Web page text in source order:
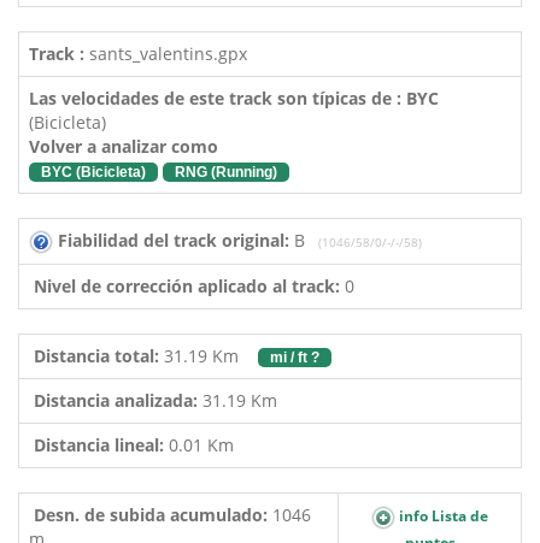
Track : sants_valentins.gpx
Las velocidades de este track son típicas de : BYC
(Bicicleta)
Volver a analizar como
BYC (Bicicleta) RNG (Running)
Fiabilidad del track original: B (1046/58/0/-/-/58)
Nivel de corrección aplicado al track: 0
Distancia total: 31.19 Km mi / ft ?
Distancia analizada: 31.19 Km
Distancia lineal: 0.01 Km
Desn. de subida acumulado: 1046
info Lista de